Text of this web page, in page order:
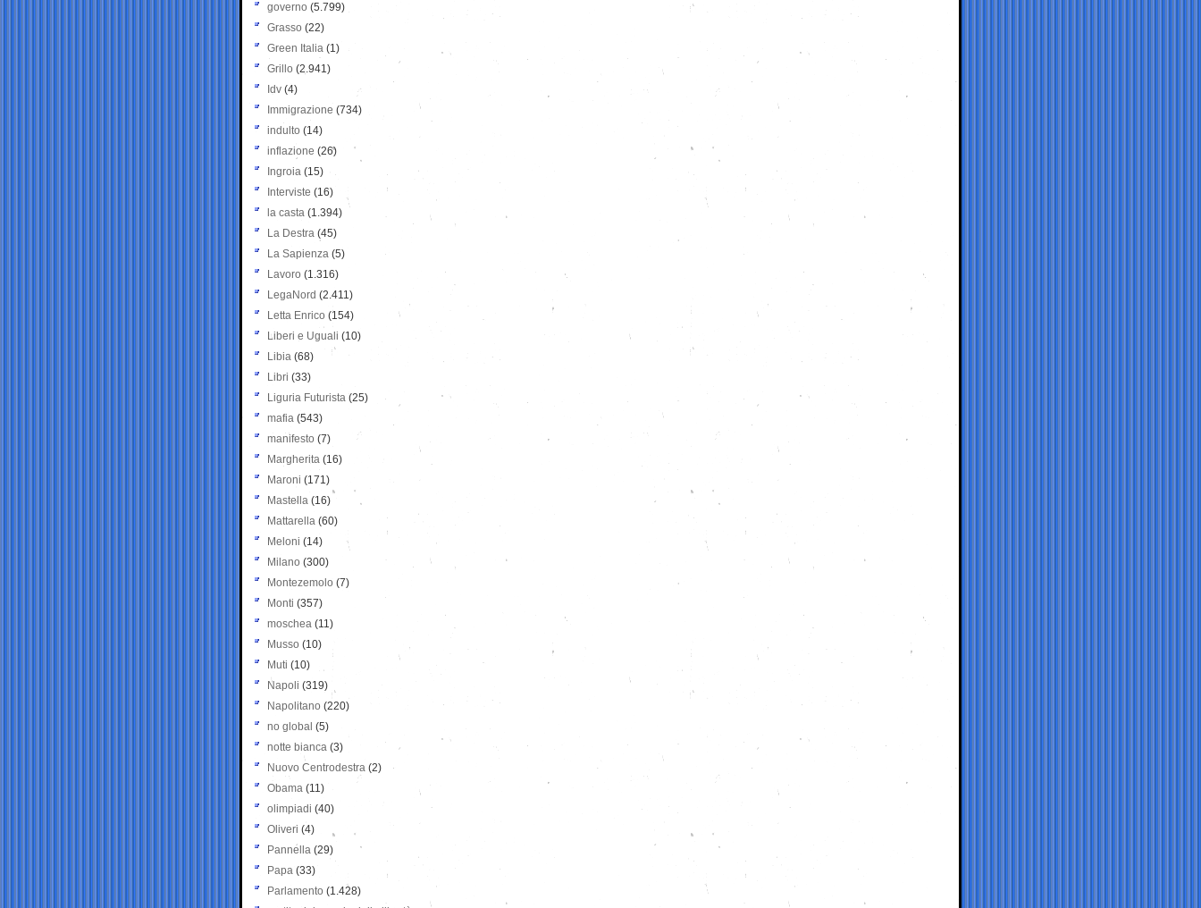
governo (5.799)
Grasso (22)
Green Italia (1)
Grillo (2.941)
Idv (4)
Immigrazione (734)
indulto (14)
inflazione (26)
Ingroia (15)
Interviste (16)
la casta (1.394)
La Destra (45)
La Sapienza (5)
Lavoro (1.316)
LegaNord (2.411)
Letta Enrico (154)
Liberi e Uguali (10)
Libia (68)
Libri (33)
Liguria Futurista (25)
mafia (543)
manifesto (7)
Margherita (16)
Maroni (171)
Mastella (16)
Mattarella (60)
Meloni (14)
Milano (300)
Montezemolo (7)
Monti (357)
moschea (11)
Musso (10)
Muti (10)
Napoli (319)
Napolitano (220)
no global (5)
notte bianca (3)
Nuovo Centrodestra (2)
Obama (11)
olimpiadi (40)
Oliveri (4)
Pannella (29)
Papa (33)
Parlamento (1.428)